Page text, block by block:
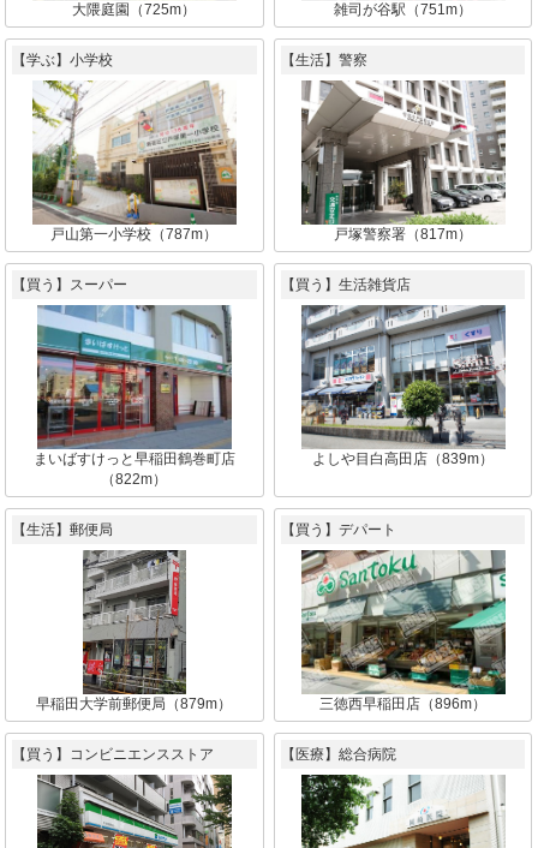
大隈庭園（725m） 雑司が谷駅（751m）
【学ぶ】小学校
戸山第一小学校（787m）
【生活】警察
戸塚警察署（817m）
【買う】スーパー
まいばすけっと早稲田鶴巻町店
（822m）
【買う】生活雑貨店
よしや目白高田店（839m）
【生活】郵便局
早稲田大学前郵便局（879m）
【買う】デパート
三徳西早稲田店（896m）
【買う】コンビニエンスストア 【医療】総合病院